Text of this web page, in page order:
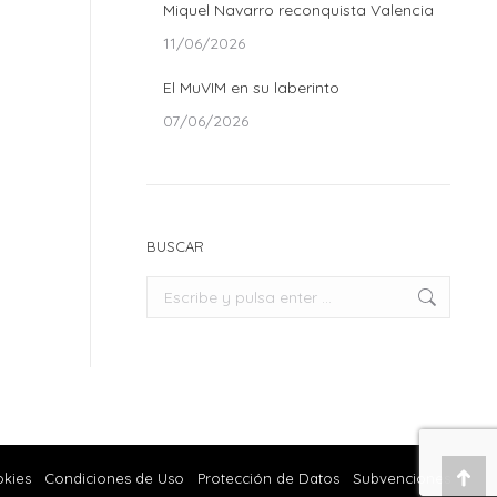
Miquel Navarro reconquista Valencia
11/06/2026
El MuVIM en su laberinto
07/06/2026
BUSCAR
Buscar:
Condiciones de Uso Protección de Datos Subvenciones
Ir